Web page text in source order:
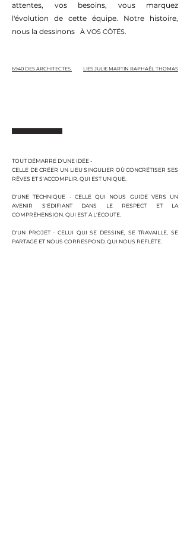
attentes, vos besoins, vous marquez
l'évolution de cette équipe. Notre histoire,
nous la dessinons À VOS CÔTÉS.
6940 DES ARCHITECTES. LIES JULIE MARTIN RAPHAËL THOMAS
TOUT DÉMARRE D'UNE IDÉE -
CELLE DE CRÉER UN LIEU SINGULIER OÙ CONCRÉTISER SES
RÊVES ET S'ACCOMPLIR. QUI EST UNIQUE.
D'UNE TECHNIQUE - CELLE QUI NOUS GUIDE VERS UN
AVENIR S'ÉDIFIANT DANS LE RESPECT ET LA
COMPRÉHENSION. QUI EST À L'ÉCOUTE.
D'UN PROJET - CELUI QUI SE DESSINE, SE TRAVAILLE, SE
PARTAGE ET NOUS CORRESPOND. QUI NOUS REFLÈTE.